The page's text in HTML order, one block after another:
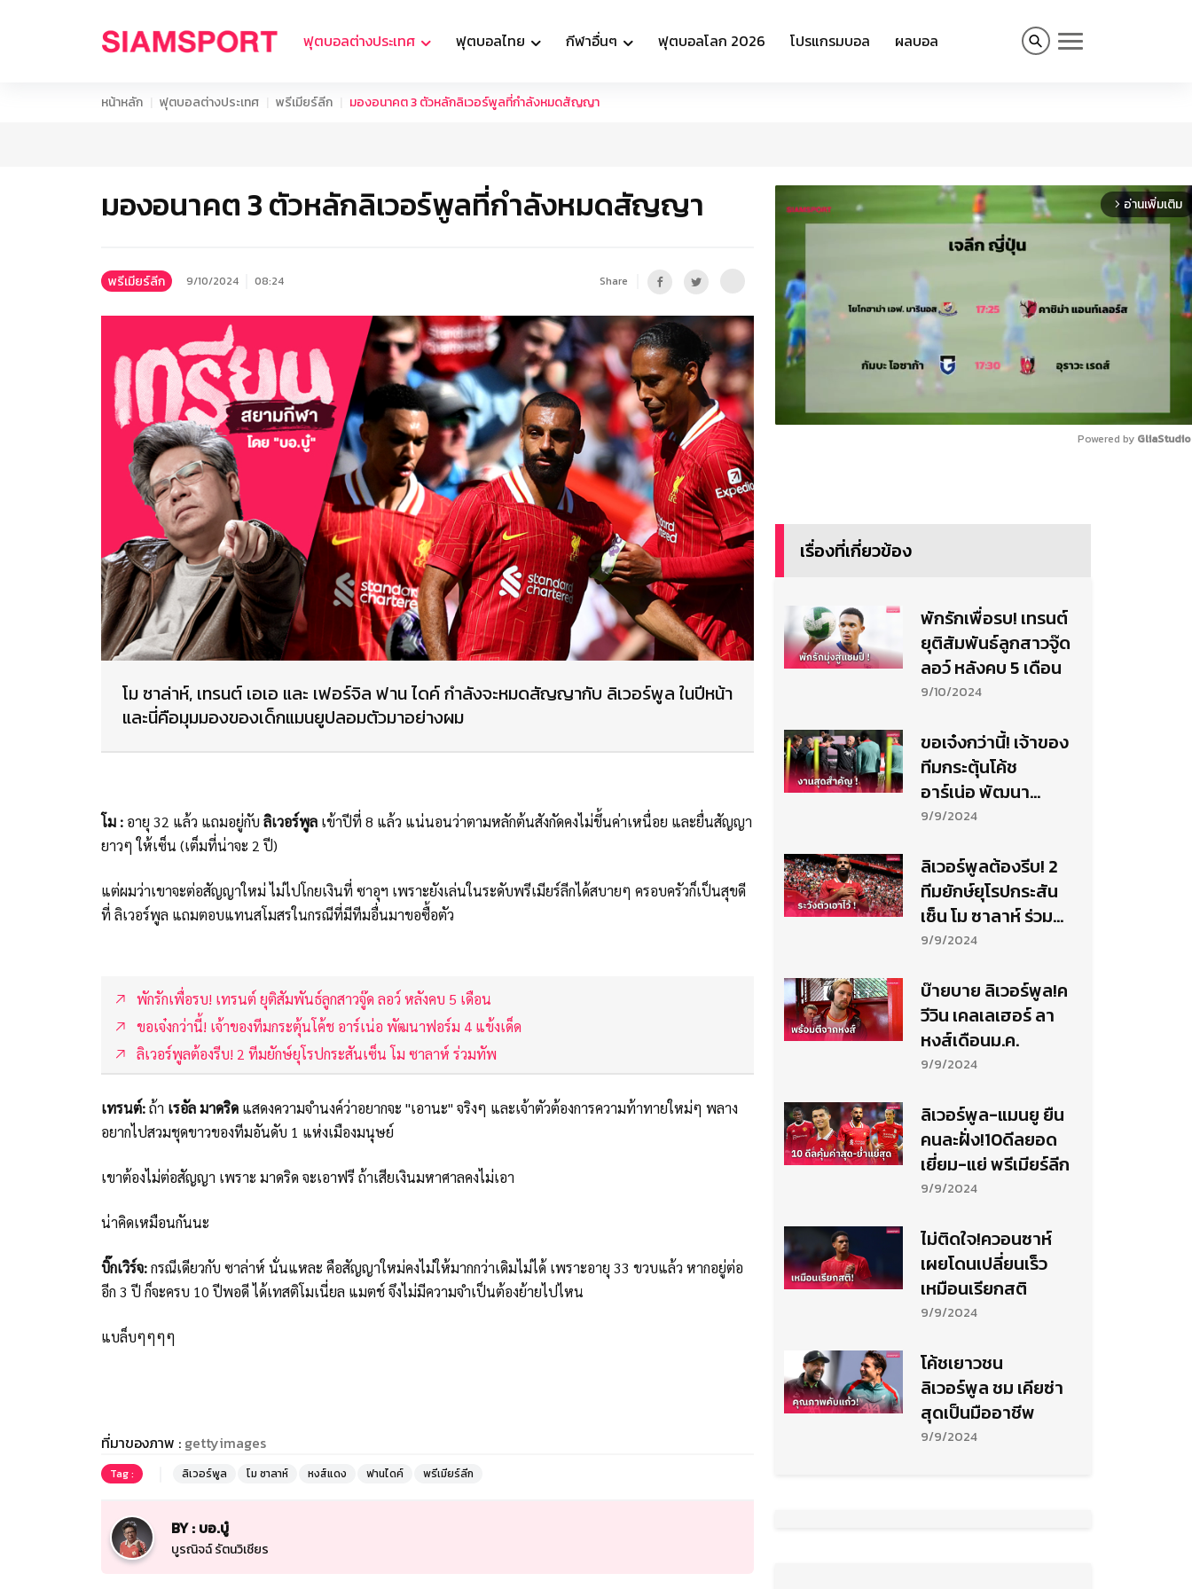
ฟุตบอลต่างประเทศ ฟุตบอลไทย กีฬาอื่นๆ ฟุตบอลโลก 2026 โปรแกรมบอล ผลบอล
หน้าหลัก ฟุตบอลต่างประเทศ พรีเมียร์ลีก มองอนาคต 3 ตัวหลักลิเวอร์พูลที่กำลังหมดสัญญา
มองอนาคต 3 ตัวหลักลิเวอร์พูลที่กำลังหมดสัญญา
พรีเมียร์ลีก 9/10/2024 08:24 Share
โม ซาล่าห์, เทรนต์ เอเอ และ เฟอร์จิล ฟาน ไดค์ กำลังจะหมดสัญญากับ ลิเวอร์พูล ในปีหน้า
และนี่คือมุมมองของเด็กแมนยูปลอมตัวมาอย่างผม
โม : อายุ 32 แล้ว แถมอยู่กับ ลิเวอร์พูล เข้าปีที่ 8 แล้ว แน่นอนว่าตามหลักต้นสังกัดคงไม่ขึ้นค่าเหนื่อย และยื่นสัญญา
ยาวๆ ให้เซ็น (เต็มที่น่าจะ 2 ปี)
แต่ผมว่าเขาจะต่อสัญญาใหม่ ไม่ไปโกยเงินที่ ซาอุฯ เพราะยังเล่นในระดับพรีเมียร์ลีกได้สบายๆ ครอบครัวก็เป็นสุขดี
ที่ ลิเวอร์พูล แถมตอบแทนสโมสรในกรณีที่มีทีมอื่นมาขอซื้อตัว
พักรักเพื่อรบ! เทรนต์ ยุติสัมพันธ์ลูกสาวจู๊ด ลอว์ หลังคบ 5 เดือน
ขอเจ๋งกว่านี้! เจ้าของทีมกระตุ้นโค้ช อาร์เน่อ พัฒนาฟอร์ม 4 แข้งเด็ด
ลิเวอร์พูลต้องรีบ! 2 ทีมยักษ์ยุโรปกระสันเซ็น โม ซาลาห์ ร่วมทัพ
เทรนต์:ถ้า เรอัล มาดริด แสดงความจำนงค์ว่าอยากจะ "เอานะ" จริงๆ และเจ้าตัวต้องการความท้าทายใหม่ๆ พลาง
อยากไปสวมชุดขาวของทีมอันดับ 1 แห่งเมืองมนุษย์
เขาต้องไม่ต่อสัญญา เพราะ มาดริด จะเอาฟรี ถ้าเสียเงินมหาศาลคงไม่เอา
น่าคิดเหมือนกันนะ
บิ๊กเวิร์จ:กรณีเดียวกับ ซาล่าห์ นั่นแหละ คือสัญญาใหม่คงไม่ให้มากกว่าเดิมไม่ได้ เพราะอายุ 33 ขวบแล้ว หากอยู่ต่อ
อีก 3 ปี ก็จะครบ 10 ปีพอดี ได้เทสติโมเนี่ยล แมตช์ จึงไม่มีความจำเป็นต้องย้ายไปไหน
แบล็บๆๆๆๆ
ที่มาของภาพ : gettyimages
Tag : ลิเวอร์พูล โม ซาลาห์ หงส์แดง ฟานไดค์ พรีเมียร์ลีก
BY : บอ.บู๋
บูรณิจฉ์ รัตนวิเชียร
arrow_forward_ios อ่านเพิ่มเติม
Powered by
เรื่องที่เกี่ยวข้อง
พักรักเพื่อรบ! เทรนต์
ยุติสัมพันธ์ลูกสาวจู๊ด
ลอว์ หลังคบ 5 เดือน
9/10/2024
ขอเจ๋งกว่านี้! เจ้าของ
ทีมกระตุ้นโค้ช
อาร์เน่อ พัฒนา
ฟอร์ม 4 แข้งเด็ด
9/9/2024
ลิเวอร์พูลต้องรีบ! 2
ทีมยักษ์ยุโรปกระสัน
เซ็น โม ซาลาห์ ร่วม
ทัพ
9/9/2024
บ๊ายบาย ลิเวอร์พูล!ค
วีวิน เคลเลเฮอร์ ลา
หงส์เดือนม.ค.
9/9/2024
ลิเวอร์พูล-แมนยู ยืน
คนละฝั่ง!10ดีลยอด
เยี่ยม-แย่ พรีเมียร์ลีก
9/9/2024
ไม่ติดใจ!ควอนซาห์
เผยโดนเปลี่ยนเร็ว
เหมือนเรียกสติ
9/9/2024
โค้ชเยาวชน
ลิเวอร์พูล ชม เคียซ่า
สุดเป็นมืออาชีพ
9/9/2024